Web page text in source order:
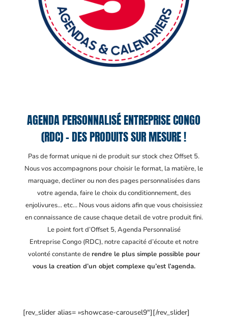
AGENDA PERSONNALISÉ ENTREPRISE CONGO
(RDC) – DES PRODUITS SUR MESURE !
Pas de format unique ni de produit sur stock chez Offset 5.
Nous vos accompagnons pour choisir le format, la matière, le
marquage, decliner ou non des pages personnalisées dans
votre agenda, faire le choix du conditionnement, des
enjolivures… etc… Nous vous aidons afin que vous choisissiez
en connaissance de cause chaque detail de votre produit fini.
Le point fort d’Offset 5, Agenda Personnalisé
Entreprise Congo (RDC), notre capacité d’écoute et notre
volonté constante derendre le plus simple possible pour
vous la creation d’un objet complexe qu’est l’agenda.
[rev_slider alias= »showcase-carousel9″][/rev_slider]